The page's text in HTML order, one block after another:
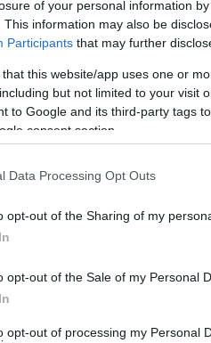
of your personal information
This information may also be
Participants that may further
that this website/app uses one or
but not limited to your visit
to Google and its third-party tags
consent section.
Data Processing Opt Outs
opt-out of the Sharing of my
opt-out of the Sale of my Personal
opt-out of processing my Personal